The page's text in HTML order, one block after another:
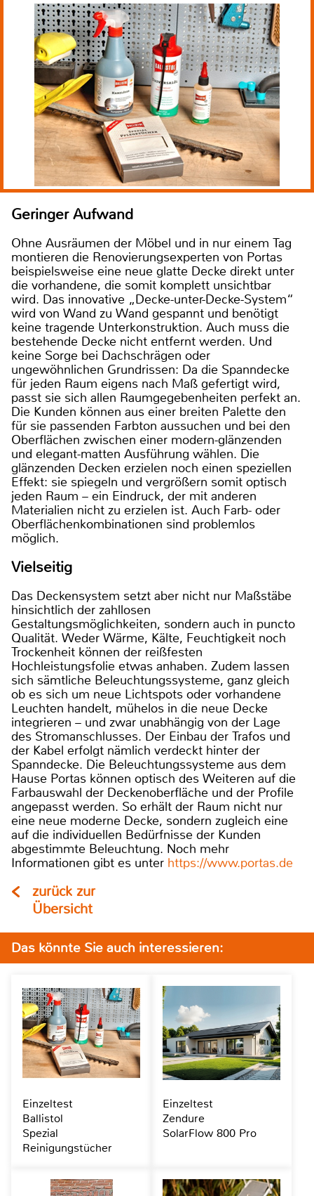
Geringer Aufwand
Ohne Ausräumen der Möbel und in nur einem Tag
montieren die Renovierungsexperten von Portas
beispielsweise eine neue glatte Decke direkt unter
die vorhandene, die somit komplett unsichtbar
wird. Das innovative „Decke-unter-Decke-System“
wird von Wand zu Wand gespannt und benötigt
keine tragende Unterkonstruktion. Auch muss die
bestehende Decke nicht entfernt werden. Und
keine Sorge bei Dachschrägen oder
ungewöhnlichen Grundrissen: Da die Spanndecke
für jeden Raum eigens nach Maß gefertigt wird,
passt sie sich allen Raumgegebenheiten perfekt an.
Die Kunden können aus einer breiten Palette den
für sie passenden Farbton aussuchen und bei den
Oberflächen zwischen einer modern-glänzenden
und elegant-matten Ausführung wählen. Die
glänzenden Decken erzielen noch einen speziellen
Effekt: sie spiegeln und vergrößern somit optisch
jeden Raum – ein Eindruck, der mit anderen
Materialien nicht zu erzielen ist. Auch Farb- oder
Oberflächenkombinationen sind problemlos
möglich.
Vielseitig
Das Deckensystem setzt aber nicht nur Maßstäbe
hinsichtlich der zahllosen
Gestaltungsmöglichkeiten, sondern auch in puncto
Qualität. Weder Wärme, Kälte, Feuchtigkeit noch
Trockenheit können der reißfesten
Hochleistungsfolie etwas anhaben. Zudem lassen
sich sämtliche Beleuchtungssysteme, ganz gleich
ob es sich um neue Lichtspots oder vorhandene
Leuchten handelt, mühelos in die neue Decke
integrieren – und zwar unabhängig von der Lage
des Stromanschlusses. Der Einbau der Trafos und
der Kabel erfolgt nämlich verdeckt hinter der
Spanndecke. Die Beleuchtungssysteme aus dem
Hause Portas können optisch des Weiteren auf die
Farbauswahl der Deckenoberfläche und der Profile
angepasst werden. So erhält der Raum nicht nur
eine neue moderne Decke, sondern zugleich eine
auf die individuellen Bedürfnisse der Kunden
abgestimmte Beleuchtung. Noch mehr
Informationen gibt es unter https://www.portas.de
zurück zur
Übersicht
Das könnte Sie auch interessieren:
Einzeltest
Ballistol
Spezial
Reinigungstücher
Einzeltest
Zendure
SolarFlow 800 Pro